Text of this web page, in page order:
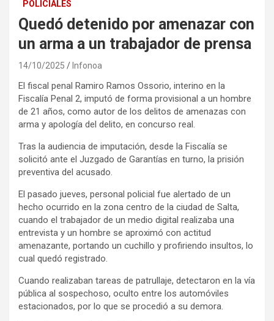
POLICIALES
Quedó detenido por amenazar con
un arma a un trabajador de prensa
14/10/2025 Infonoa
El fiscal penal Ramiro Ramos Ossorio, interino en la
Fiscalía Penal 2, imputó de forma provisional a un hombre
de 21 años, como autor de los delitos de amenazas con
arma y apología del delito, en concurso real.
Tras la audiencia de imputación, desde la Fiscalía se
solicitó ante el Juzgado de Garantías en turno, la prisión
preventiva del acusado.
El pasado jueves, personal policial fue alertado de un
hecho ocurrido en la zona centro de la ciudad de Salta,
cuando el trabajador de un medio digital realizaba una
entrevista y un hombre se aproximó con actitud
amenazante, portando un cuchillo y profiriendo insultos, lo
cual quedó registrado.
Cuando realizaban tareas de patrullaje, detectaron en la vía
pública al sospechoso, oculto entre los automóviles
estacionados, por lo que se procedió a su demora.